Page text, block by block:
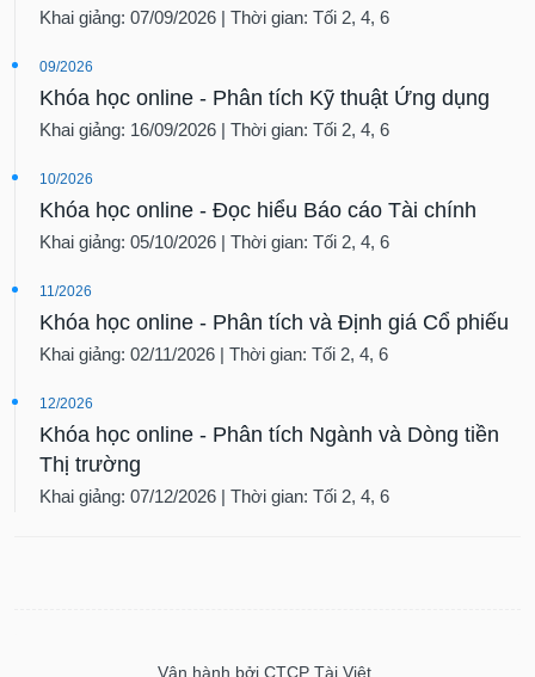
Khai giảng: 07/09/2026 | Thời gian: Tối 2, 4, 6
09/2026
Khóa học online - Phân tích Kỹ thuật Ứng dụng
Khai giảng: 16/09/2026 | Thời gian: Tối 2, 4, 6
10/2026
Khóa học online - Đọc hiểu Báo cáo Tài chính
Khai giảng: 05/10/2026 | Thời gian: Tối 2, 4, 6
11/2026
Khóa học online - Phân tích và Định giá Cổ phiếu
Khai giảng: 02/11/2026 | Thời gian: Tối 2, 4, 6
12/2026
Khóa học online - Phân tích Ngành và Dòng tiền
Thị trường
Khai giảng: 07/12/2026 | Thời gian: Tối 2, 4, 6
Vận hành bởi CTCP Tài Việt.